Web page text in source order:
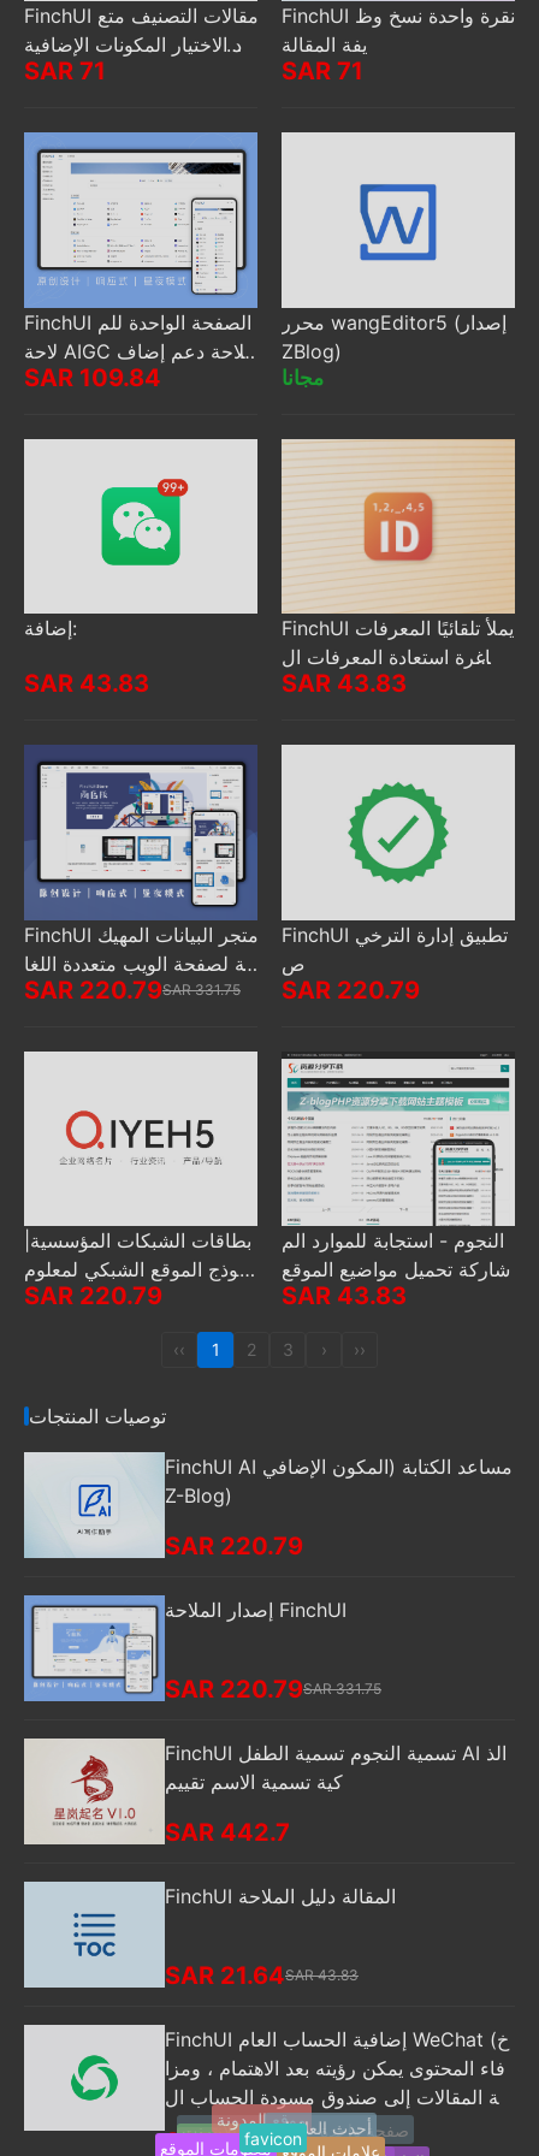
FinchUI مقالات التصنيف متع
دد الاختيار المكونات الإضافية
دعم البحث التصنيف الاختيار
SAR 71
FinchUI نقرة واحدة نسخ وظ
يفة المقالة
SAR 71
FinchUI الصفحة الواحدة للم
لاحة AIGC للملاحة دعم إضاف
ة عناوين الويب بالجملة
SAR 109.84
محرر wangEditor5 (إصدار
ZBlog)
مجانا
إضافة:
SAR 43.83
FinchUI يملأ تلقائيًا المعرفات
الشاغرة استعادة المعرفات ال
تي تم حذفها
SAR 43.83
FinchUI متجر البيانات المهيك
لة لصفحة الويب متعددة اللغا
ت
SAR 220.79SAR 331.75
FinchUI تطبيق إدارة الترخي
ص
SAR 220.79
بطاقات الشبكات المؤسسية|
نموذج الموقع الشبكي لمعلوم
ات التصنيفات الصناعية
SAR 220.79
النجوم - استجابة للموارد الم
شاركة تحميل مواضيع الموقع
SAR 43.83
‹‹ 1 2 3 › ››
توصيات المنتجات
FinchUI AI مساعد الكتابة (المكون الإضافي
Z-Blog)
SAR 220.79
إصدار الملاحة FinchUI
SAR 220.79SAR 331.75
FinchUI تسمية النجوم تسمية الطفل AI الذ
كية تسمية الاسم تقييم
SAR 442.7
FinchUI المقالة دليل الملاحة
SAR 21.64SAR 43.83
FinchUI إضافية الحساب العام WeChat (خ
فاء المحتوى يمكن رؤيته بعد الاهتمام ، ومزا
منة المقالات إلى صندوق مسودة الحساب ال
SAR 71
صفحة واحدة على شبكة الإنترنت
Jquery
موقع المدونةأحدث العلامات
معلومات الموقع
favicon
علامات الموقع